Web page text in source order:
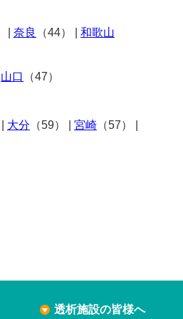
奈良 （44）
和歌山
山口
（47）
大分 （59） 宮崎 （57）
透析施設の皆様へ